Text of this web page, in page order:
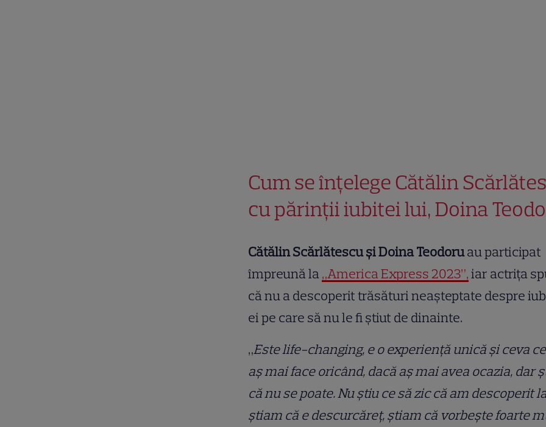
Cum se înțelege Cătălin
cu părinții iubitei lui, Doina
Cătălin Scărlătescu și Doina Teodoruau participat
împreună la„America Express 2023”,iar actrița
că nu a descoperit trăsături neașteptate despre
ei pe care să nu le fi știut de dinainte.
„Este life-changing, e o experiență unică și ceva
aș mai face oricând, dacă aș mai avea ocazia, dar
că nu se poate. Nu știu ce să zic că am descoperit
știam că e descurcăreț, știam că vorbește foarte